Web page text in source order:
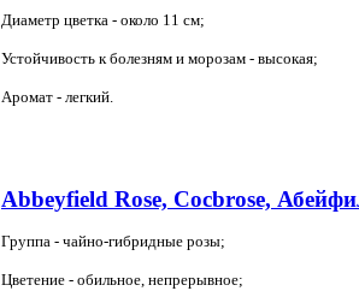
Диаметр цветка - около 11 см;
Устойчивость к болезням и морозам - высокая;
Аромат - легкий.
Abbeyfield Rose, Cocbrose,
Группа - чайно-гибридные розы;
Цветение - обильное, непрерывное;